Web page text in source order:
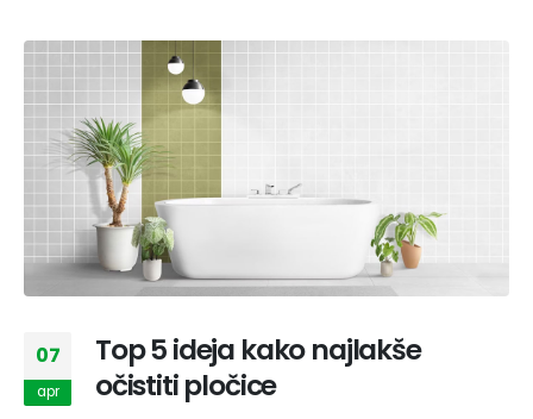
07
apr
Top 5 ideja kako najlakše
očistiti pločice